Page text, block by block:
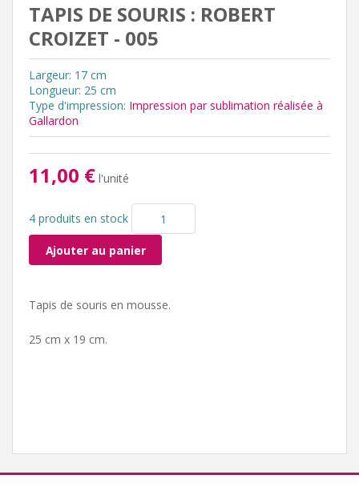
TAPIS DE SOURIS : ROBERT
CROIZET - 005
Largeur: 17 cm
Longueur: 25 cm
Type d'impression: Impression par sublimation réalisée à
Gallardon
11,00 € l'unité
4 produits en stock
Ajouter au panier
Tapis de souris en mousse.
25 cm x 19 cm.